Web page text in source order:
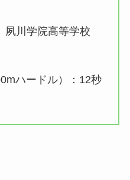
川学院高等学校
ハードル）：12秒